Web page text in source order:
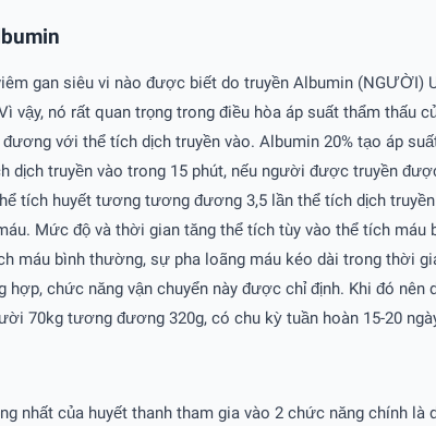
gan siêu vi nào được biết do truyền Albumin (NGƯỜI)
vậy, nó rất quan trọng trong điều hòa áp suất thẩm
với thể tích dịch truyền vào. Albumin 20% tạo áp
dịch truyền vào trong 15 phút, nếu người được truyền
tích huyết tương tương đương 3,5 lần thể tích dịch
Mức độ và thời gian tăng thể tích tùy vào thể tích
máu bình thường, sự pha loãng máu kéo dài trong thời
chức năng vận chuyển này được chỉ định. Khi đó
70kg tương đương 320g, có chu kỳ tuần hoàn 15-20
nhất của huyết thanh tham gia vào 2 chức năng chính